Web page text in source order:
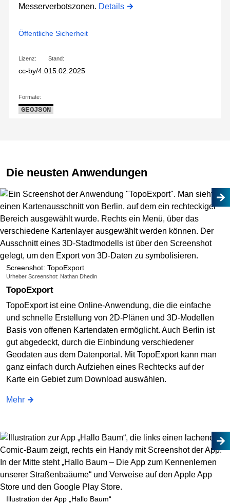
Messerverbotszonen. Details
Öffentliche Sicherheit
Lizenz:
cc-by/4.0
Stand:
15.02.2025
Formate:
GEOJSON
Die neusten Anwendungen
Screenshot: TopoExport
Urheber Screenshot: Nathan Dhedin
TopoExport
TopoExport ist eine Online-Anwendung, die die einfache
und schnelle Erstellung von 2D-Plänen und 3D-Modellen
Basis von offenen Kartendaten ermöglicht. Auch Berlin ist
gut abgedeckt, durch die Einbindung verschiedener
Geodaten aus dem Datenportal. Mit TopoExport kann man
ganz einfach durch Aufziehen eines Rechtecks auf der
Karte ein Gebiet zum Download auswählen.
Mehr
Illustration der App „Hallo Baum“